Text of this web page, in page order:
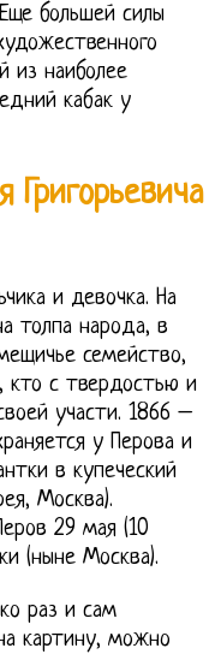
большей силы
из наиболее
кабак у
Григорьевича
и девочка. На
толпа народа, в
семейство,
кто с твердостью и
участи. 1866 –
у Перова и
в купеческий
Москва).
29 мая (10
(ныне Москва).
раз и сам
картину, можно